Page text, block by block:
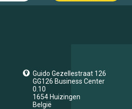
Guido Gezellestraat 126
GG126 Business Center
0.10
1654 Huizingen
België